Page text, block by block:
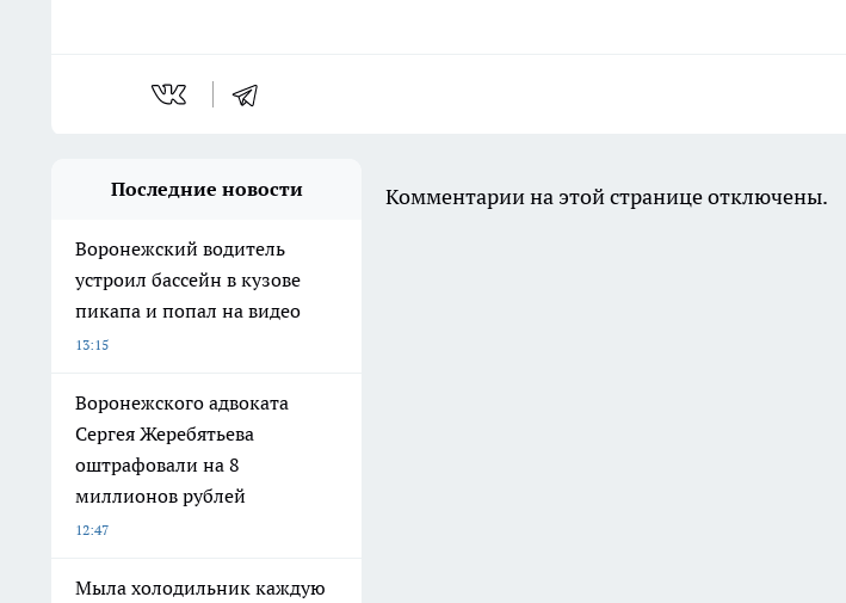
Последние новости
Воронежский водитель
устроил бассейн в кузове
пикапа и попал на видео
13:15
Воронежского адвоката
Сергея Жеребятьева
оштрафовали на 8
миллионов рублей
12:47
Мыла холодильник каждую
Комментарии на этой странице отключены.